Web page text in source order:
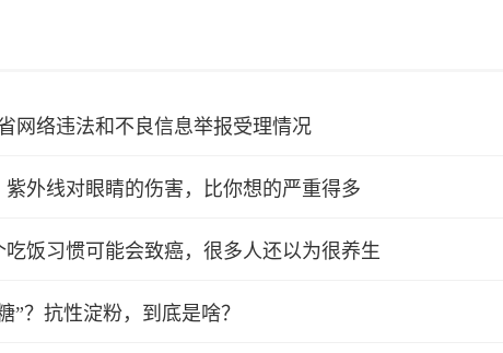
网络违法和不良信息举报受理情况
紫外线对眼睛的伤害，比你想的严重得多
吃饭习惯可能会致癌，很多人还以为很养生
”？抗性淀粉，到底是啥？